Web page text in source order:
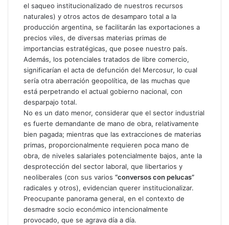
el saqueo institucionalizado de nuestros recursos
naturales) y otros actos de desamparo total a la
producción argentina, se facilitarán las exportaciones a
precios viles, de diversas materias primas de
importancias estratégicas, que posee nuestro país.
Además, los potenciales tratados de libre comercio,
significarían el acta de defunción del Mercosur, lo cual
sería otra aberración geopolítica, de las muchas que
está perpetrando el actual gobierno nacional, con
desparpajo total.
No es un dato menor, considerar que el sector industrial
es fuerte demandante de mano de obra, relativamente
bien pagada; mientras que las extracciones de materias
primas, proporcionalmente requieren poca mano de
obra, de niveles salariales potencialmente bajos, ante la
desprotección del sector laboral, que libertarios y
neoliberales (con sus varios “conversos con pelucas”
radicales y otros), evidencian querer institucionalizar.
Preocupante panorama general, en el contexto de
desmadre socio económico intencionalmente
provocado, que se agrava día a día.